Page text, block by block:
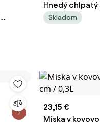
Hnedý
mačičku
Skladom
23,15 €
Miska v